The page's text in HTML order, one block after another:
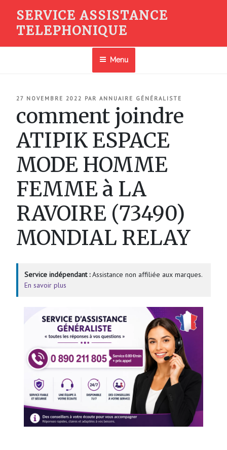
contenu
SERVICE ASSISTANCE
TELEPHONIQUE
Menu
PUBLIÉ
27 NOVEMBRE 2022 PAR ANNUAIRE GÉNÉRALISTE
comment joindre
ATIPIK ESPACE
MODE HOMME
FEMME à LA
RAVOIRE (73490)
MONDIAL RELAY
Service indépendant :Assistance non affiliée aux marques.
En savoir plus